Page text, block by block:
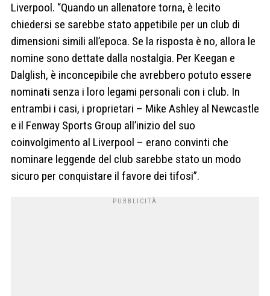
Liverpool. “Quando un allenatore torna, è lecito
chiedersi se sarebbe stato appetibile per un club di
dimensioni simili all’epoca. Se la risposta è no, allora le
nomine sono dettate dalla nostalgia. Per Keegan e
Dalglish, è inconcepibile che avrebbero potuto essere
nominati senza i loro legami personali con i club. In
entrambi i casi, i proprietari – Mike Ashley al Newcastle
e il Fenway Sports Group all’inizio del suo
coinvolgimento al Liverpool – erano convinti che
nominare leggende del club sarebbe stato un modo
sicuro per conquistare il favore dei tifosi”.